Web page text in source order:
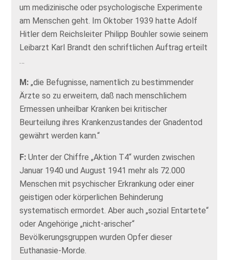
um medizinische oder psychologische Experimente
am Menschen geht. Im Oktober 1939 hatte Adolf
Hitler dem Reichsleiter Philipp Bouhler sowie seinem
Leibarzt Karl Brandt den schriftlichen Auftrag erteilt
…
M:„die Befugnisse, namentlich zu bestimmender
Ärzte so zu erweitern, daß nach menschlichem
Ermessen unheilbar Kranken bei kritischer
Beurteilung ihres Krankenzustandes der Gnadentod
gewährt werden kann.“
F:Unter der Chiffre „Aktion T4“ wurden zwischen
Januar 1940 und August 1941 mehr als 72.000
Menschen mit psychischer Erkrankung oder einer
geistigen oder körperlichen Behinderung
systematisch ermordet. Aber auch „sozial Entartete“
oder Angehörige „nicht-arischer“
Bevölkerungsgruppen wurden Opfer dieser
Euthanasie-Morde.